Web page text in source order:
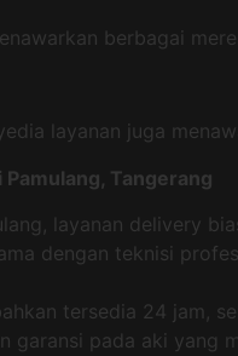
berbagai
layanan juga
Tangerang
layanan delivery
dengan teknisi
tersedia 24 jam,
garansi pada aki yang